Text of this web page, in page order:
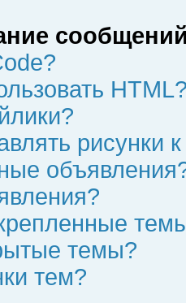
рисунки
темы?
тем?